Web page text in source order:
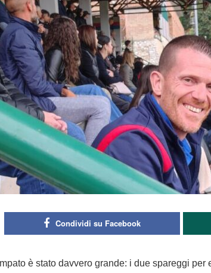
Condividi su Facebook
è stato davvero grande: i due spareggi